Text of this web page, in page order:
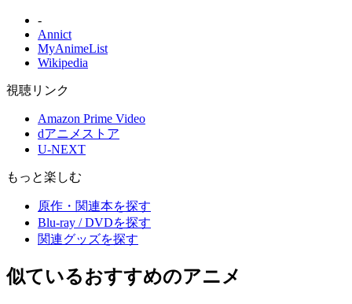
-
Annict
MyAnimeList
Wikipedia
視聴リンク
Amazon Prime Video
dアニメストア
U-NEXT
もっと楽しむ
原作・関連本を探す
Blu-ray / DVDを探す
関連グッズを探す
似ているおすすめのアニメ